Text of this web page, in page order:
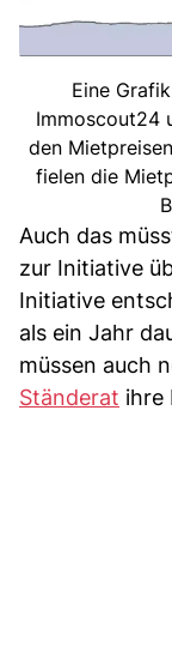
Eine
Immoscout24
den
fielen die
Auch das
zur Initiative
Initiative
als ein Jahr
müssen auch
Ständerat ihre